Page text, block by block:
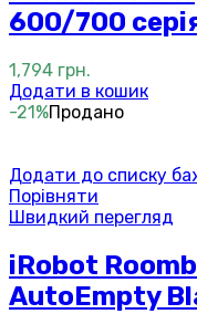
600/700
1,794 грн.
Додати в кошик
-21%Продано
Додати до списку
Порівняти
Швидкий перегляд
iRobot
AutoEmpty